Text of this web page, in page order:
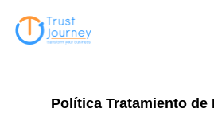
Skip
Política Tratamiento de